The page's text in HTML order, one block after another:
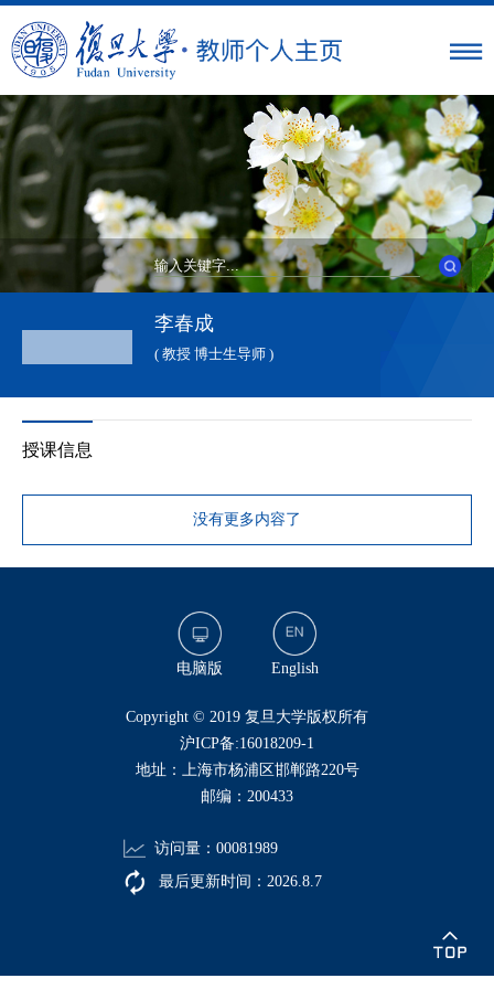
李春成
( 教授 博士生导师 )
授课信息
没有更多内容了
电脑版 English
​Copyright © 2019 复旦大学版权所有
沪ICP备:16018209-1
地址：上海市杨浦区邯郸路220号
邮编：200433
访问量： 00081989
最后更新时间： 2026 8 7